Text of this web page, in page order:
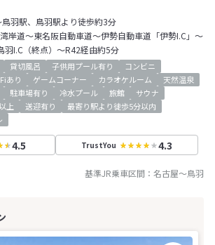
羽駅、鳥羽駅より徒歩約3分
岸道～東名阪自動車道～伊勢自動車道「伊勢I.C」～
羽I.C（終点）～R42経由約5分
貸切風呂 子供用プール有り
コンビニ
あり ゲームコーナー カラオケルーム
天然温泉
駐車場有り 冷水プール 旅館
サウナ
上 送迎有り
最寄り駅より徒歩5分以内
4.5 TrustYou 4.3
基準JR乗車区間： 名古屋～鳥羽